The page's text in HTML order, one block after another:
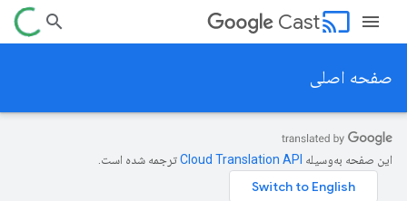
cast
Cast
صفحه اصلی
این صفحه به‌وسیله ترجمه شده است.